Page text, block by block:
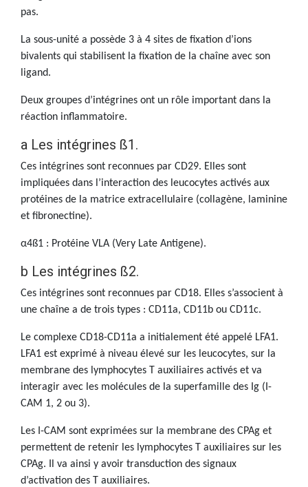
pas.
La sous-unité a possède 3 à 4 sites de fixation d’ions
bivalents qui stabilisent la fixation de la chaîne avec son
ligand.
Deux groupes d’intégrines ont un rôle important dans la
réaction inflammatoire.
a Les intégrines ß1.
Ces intégrines sont reconnues par CD29. Elles sont
impliquées dans l’interaction des leucocytes activés aux
protéines de la matrice extracellulaire (collagène, laminine
et fibronectine).
α4ß1 : Protéine VLA (Very Late Antigene).
b Les intégrines ß2.
Ces intégrines sont reconnues par CD18. Elles s’associent à
une chaîne a de trois types : CD11a, CD11b ou CD11c.
Le complexe CD18-CD11a a initialement été appelé LFA1.
LFA1 est exprimé à niveau élevé sur les leucocytes, sur la
membrane des lymphocytes T auxiliaires activés et va
interagir avec les molécules de la superfamille des Ig (I-
CAM 1, 2 ou 3).
Les I-CAM sont exprimées sur la membrane des CPAg et
permettent de retenir les lymphocytes T auxiliaires sur les
CPAg. Il va ainsi y avoir transduction des signaux
d’activation des T auxiliaires.